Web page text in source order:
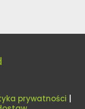
prywatności